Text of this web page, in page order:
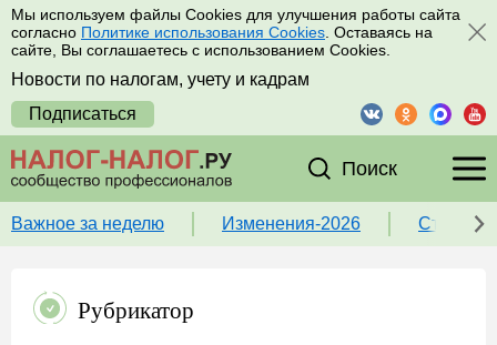
Мы используем файлы Cookies для улучшения работы сайта
согласно Политике использования Cookies . Оставаясь на
сайте, Вы соглашаетесь с использованием Cookies.
Новости по налогам, учету и кадрам
Подписаться
Поиск
Важное за неделю Изменения-2026 Ставка
Рубрикатор